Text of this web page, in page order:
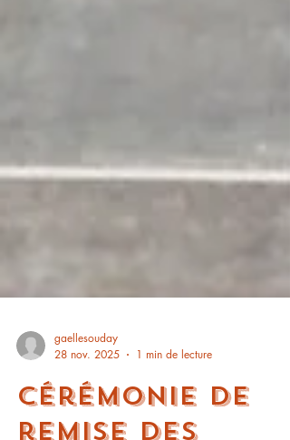
gaellesouday
28 nov. 2025
1 min de lecture